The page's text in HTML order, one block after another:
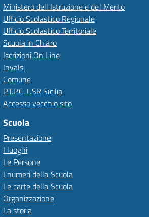
Ministero dell'Istruzione e del Merito
Ufficio Scolastico Regionale
Ufficio Scolastico Territoriale
Scuola in Chiaro
Iscrizioni On Line
Invalsi
Comune
P.T.P.C. USR Sicilia
Accesso vecchio sito
Scuola
Presentazione
I luoghi
Le Persone
I numeri della Scuola
Le carte della Scuola
Organizzazione
La storia